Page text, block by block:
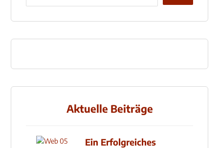
Aktuelle Beiträge
Ein Erfolgreiches